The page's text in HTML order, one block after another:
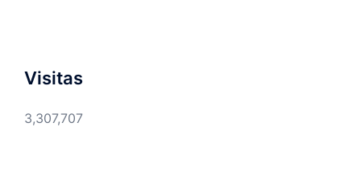
Visitas
3,307,707